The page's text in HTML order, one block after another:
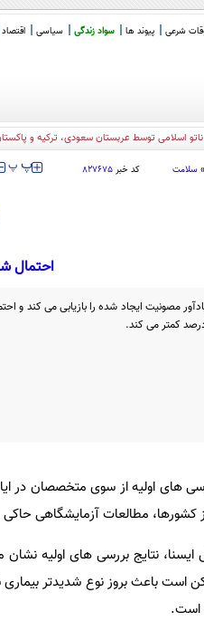
شرعی پیوند ها سواد زندگی سیاسی اقتصاد
اسلامی توسط عربستان سعودی، ترکیه و
» سلامت کد خبر۸۲۷۶۷۵ ‍‍‍ پپ
احتمال
مصونیت ایجاد شده را بازیابی می کند و
کشورها، مطالعات آزمایشگاهی
است باعث بروز نوع شدیدتر بیماری